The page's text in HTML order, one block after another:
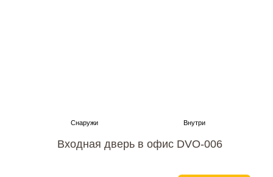
Входная дверь в офис DVO-006